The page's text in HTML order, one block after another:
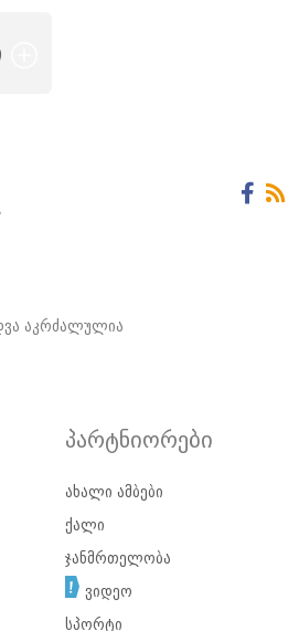
აკრძალულია
პარტნიორები
ახალი ამბები
ქალი
ჯანმრთელობა
ვიდეო
სპორტი